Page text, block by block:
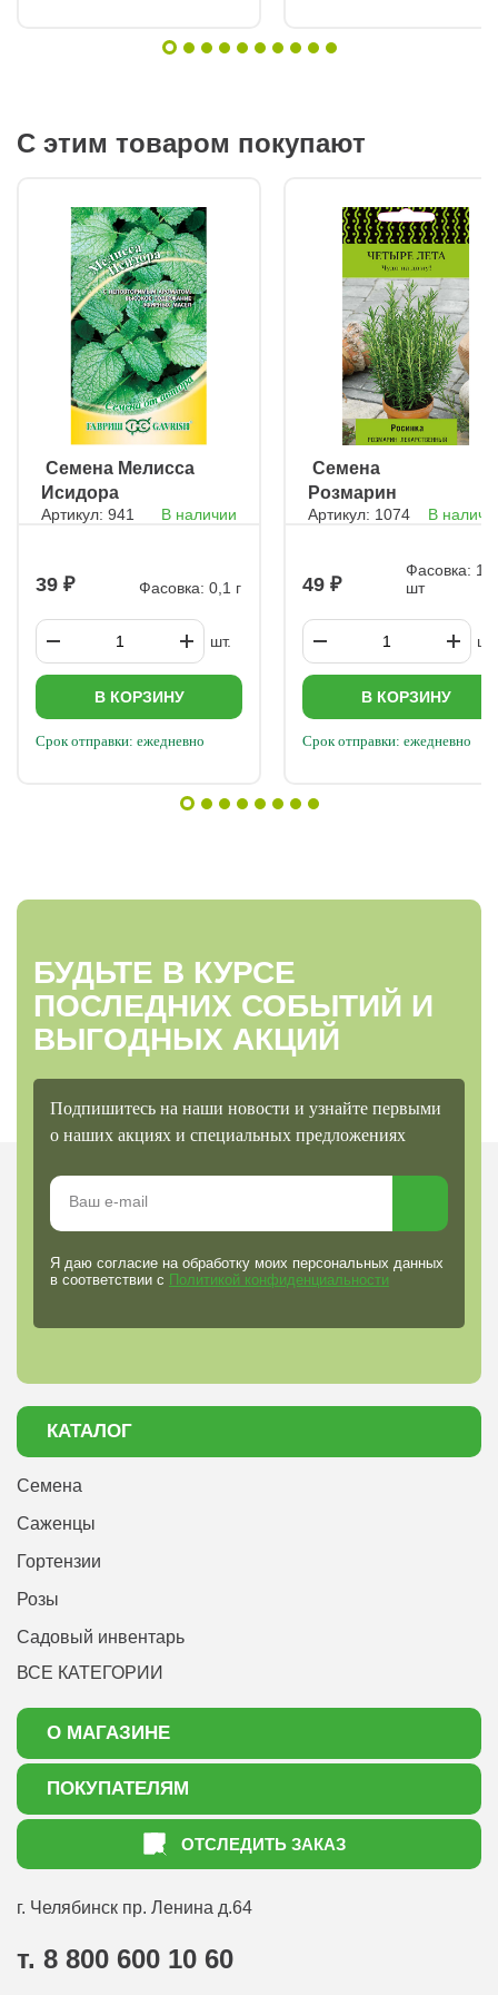
С этим товаром покупают
ㅤ Семена Мелисса
Исидора
Артикул: 941 В наличии
39 Фасовка: 0,1 г
шт.
В КОРЗИНУ
Срок отправки: ежедневно
ㅤ Семена
Розмарин
лекарственный
Артикул: 1074 В
49
Фасовка: 10
шт
шт.
В КОРЗИНУ
Срок отправки: ежедневно
БУДЬТЕ В КУРСЕ
ПОСЛЕДНИХ СОБЫТИЙ И
ВЫГОДНЫХ АКЦИЙ
Подпишитесь на наши новости и узнайте первыми
о наших акциях и специальных предложениях
Я даю согласие на обработку моих персональных данных
в соответствии с Политикой конфиденциальности
КАТАЛОГ
Семена
Саженцы
Гортензии
Розы
Садовый инвентарь
ВСЕ КАТЕГОРИИ
О МАГАЗИНЕ
О нас
Акции
ПОКУПАТЕЛЯМ
Как оформить заказ
Статьи садоводу
Оптовым покупателям
ОТСЛЕДИТЬ ЗАКАЗ
г. Челябинск пр. Ленина д.64
т. 8 800 600 10 60